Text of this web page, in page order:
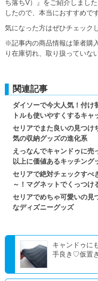
ち落ちV）』をご紹介しまし
したので、本当におすすめです
気になった方はぜひチェック
※記事内の商品情報は筆者購
り在庫切れ、取り扱っていな
関連記事
ダイソーで今大人気！付
トルも使いやすくするキャ
セリアでまた良いの見つけ
気の収納グッズの進化系
えっなんでキャンドゥに
以上に価値あるキッチング
セリアで絶対チェックす
～！マグネットでくっつけ
セリアでめちゃ可愛いの
なディズニーグッズ
キャンドゥに
手良き♡仮置